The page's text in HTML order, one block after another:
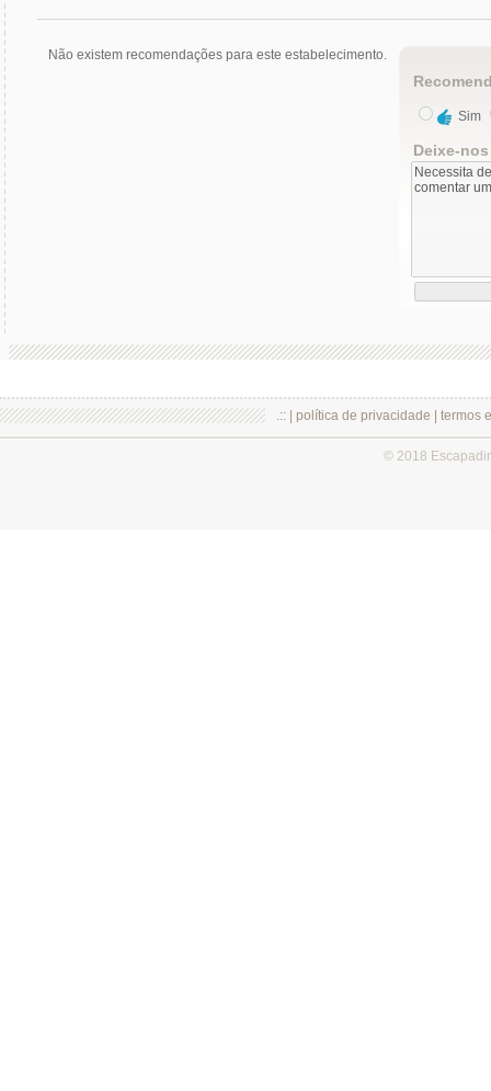
Não existem recomendações para este estabelecimento.
Sim
Deixe-
.:: | política de privacidade termos
© 2018